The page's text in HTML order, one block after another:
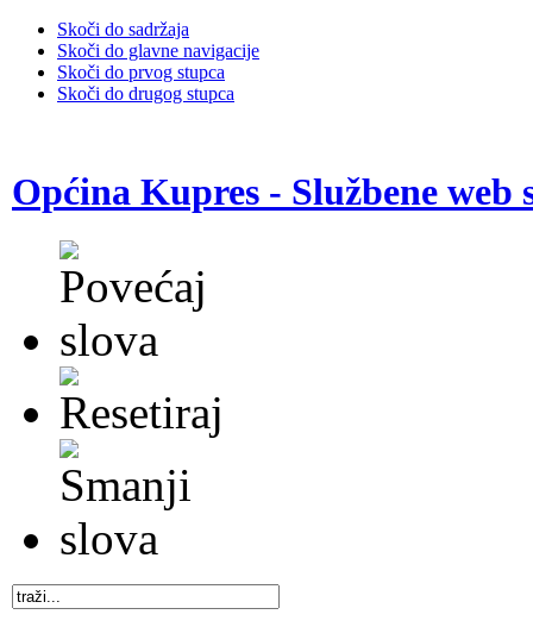
Skoči do sadržaja
Skoči do glavne navigacije
Skoči do prvog stupca
Skoči do drugog stupca
Općina Kupres - Službene web